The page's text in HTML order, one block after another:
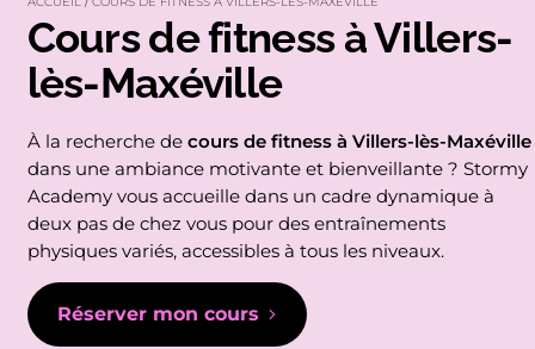
Cours de fitness à Villers-
lès-Maxéville
À la recherche de cours de fitness à Villers-lès-Maxéville
dans une ambiance motivante et bienveillante ? Stormy
Academy vous accueille dans un cadre dynamique à
deux pas de chez vous pour des entraînements
physiques variés, accessibles à tous les niveaux.
Réserver mon cours